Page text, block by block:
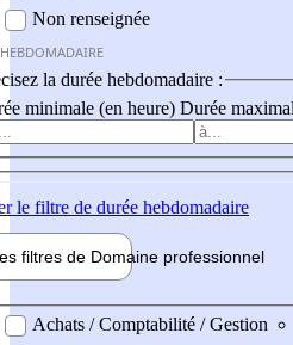
Non renseignée
la durée hebdomadaire :
minimale (en heure) Durée
le filtre de durée hebdomadaire
filtres de Domaine professionnel
professionel
Achats / Comptabilité / Gestion